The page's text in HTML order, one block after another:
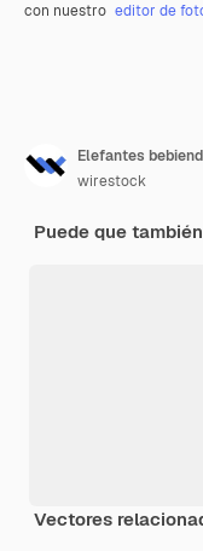
con nuestro editor de
Elefantes
wirestock
Puede que
Vectores